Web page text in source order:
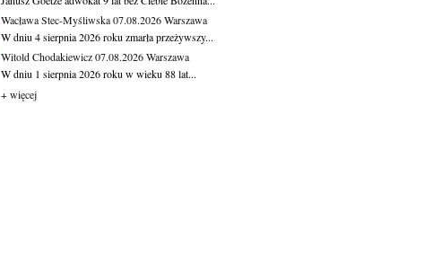
Wacława Stec-Myśliwska07.08.2026Warszawa
W dniu 4 sierpnia 2026 roku zmarła przeżywszy...
Witold Chodakiewicz07.08.2026Warszawa
W dniu 1 sierpnia 2026 roku w wieku 88 lat...
+ więcej